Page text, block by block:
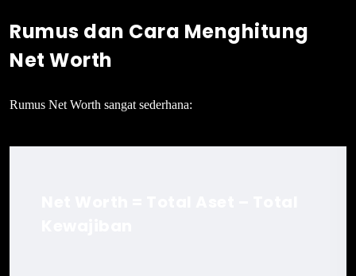
Rumus dan Cara Menghitung
Net Worth
Rumus Net Worth sangat sederhana: